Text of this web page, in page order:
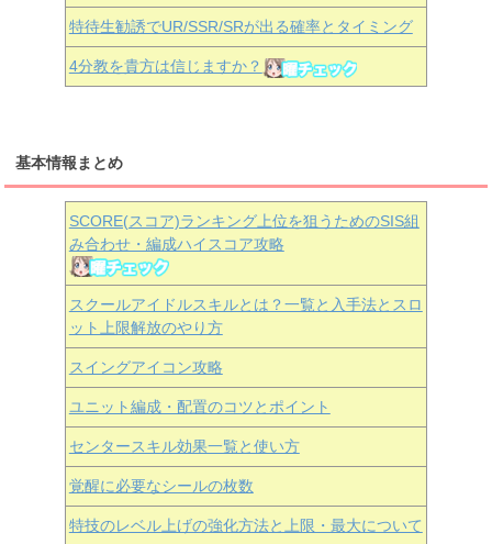
特待生勧誘でUR/SSR/SRが出る確率とタイミング
4分教を貴方は信じますか？
基本情報まとめ
SCORE(スコア)ランキング上位を狙うためのSIS組
み合わせ・編成ハイスコア攻略
スクールアイドルスキルとは？一覧と入手法とスロ
ット上限解放のやり方
スイングアイコン攻略
ユニット編成・配置のコツとポイント
センタースキル効果一覧と使い方
覚醒に必要なシールの枚数
特技のレベル上げの強化方法と上限・最大について